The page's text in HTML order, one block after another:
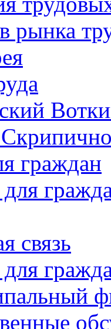
рынка
граждан
связь